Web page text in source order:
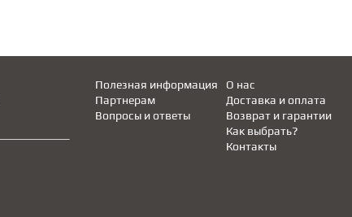
Полезная информация
Партнерам
Вопросы и ответы
Доставка и оплата
Возврат и гарантии
Как выбрать?
О нас
Контакты